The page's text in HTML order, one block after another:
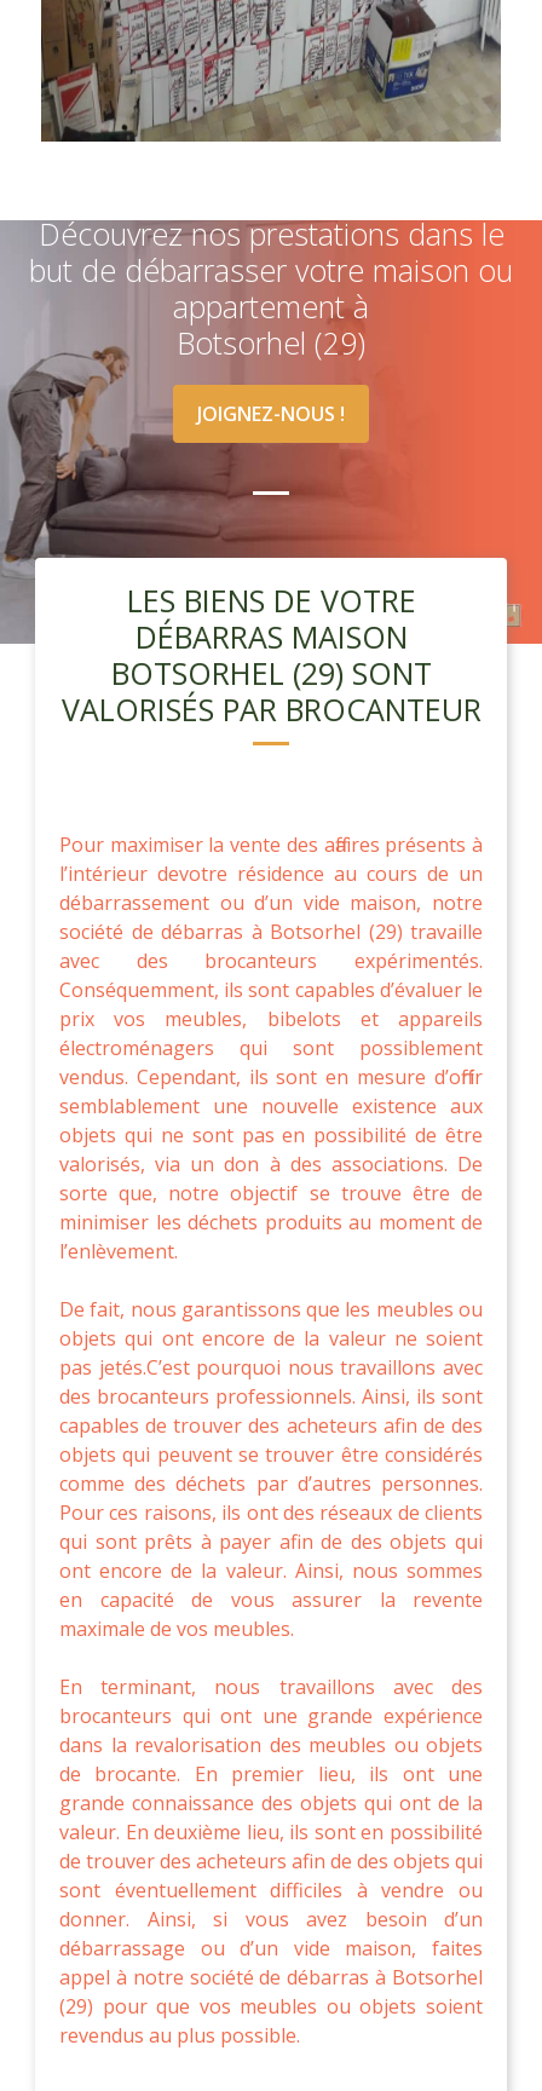
Découvrez nos prestations dans le
but de débarrasser votre maison ou
appartement à
Botsorhel (29)
JOIGNEZ-NOUS !
LES BIENS DE VOTRE
DÉBARRAS MAISON
BOTSORHEL (29) SONT
VALORISÉS PAR BROCANTEUR
Pour maximiser la vente des affaires présents à
l’intérieur devotre résidence au cours de un
débarrassement ou d’un vide maison, notre
société de débarras à Botsorhel (29) travaille
avec des brocanteurs expérimentés.
Conséquemment, ils sont capables d’évaluer le
prix vos meubles, bibelots et appareils
électroménagers qui sont possiblement
vendus. Cependant, ils sont en mesure d’offrir
semblablement une nouvelle existence aux
objets qui ne sont pas en possibilité de être
valorisés, via un don à des associations. De
sorte que, notre objectif se trouve être de
minimiser les déchets produits au moment de
l’enlèvement.
De fait, nous garantissons que les meubles ou
objets qui ont encore de la valeur ne soient
pas jetés.C’est pourquoi nous travaillons avec
des brocanteurs professionnels. Ainsi, ils sont
capables de trouver des acheteurs afin de des
objets qui peuvent se trouver être considérés
comme des déchets par d’autres personnes.
Pour ces raisons, ils ont des réseaux de clients
qui sont prêts à payer afin de des objets qui
ont encore de la valeur. Ainsi, nous sommes
en capacité de vous assurer la revente
maximale de vos meubles.
En terminant, nous travaillons avec des
brocanteurs qui ont une grande expérience
dans la revalorisation des meubles ou objets
de brocante. En premier lieu, ils ont une
grande connaissance des objets qui ont de la
valeur. En deuxième lieu, ils sont en possibilité
de trouver des acheteurs afin de des objets qui
sont éventuellement difficiles à vendre ou
donner. Ainsi, si vous avez besoin d’un
débarrassage ou d’un vide maison, faites
appel à notre société de débarras à Botsorhel
(29) pour que vos meubles ou objets soient
revendus au plus possible.